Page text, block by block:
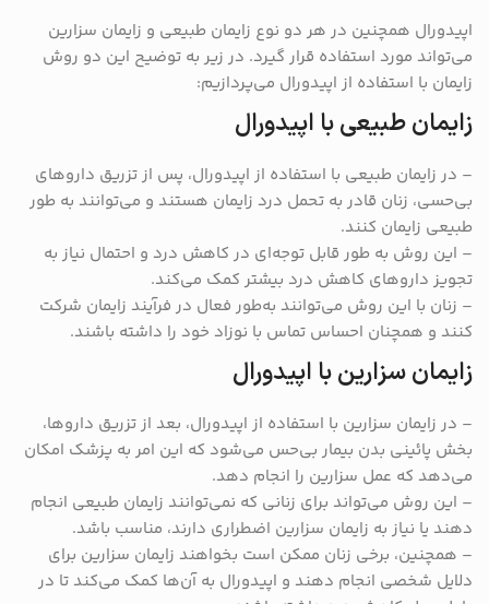
اپیدورال همچنین در هر دو نوع زایمان طبیعی و زایمان سزارین
می‌تواند مورد استفاده قرار گیرد. در زیر به توضیح این دو روش
زایمان با استفاده از اپیدورال می‌پردازیم:
زایمان طبیعی با اپیدورال
– در زایمان طبیعی با استفاده از اپیدورال، پس از تزریق داروهای
بی‌حسی، زنان قادر به تحمل درد زایمان هستند و می‌توانند به طور
طبیعی زایمان کنند.
– این روش به طور قابل توجه‌ای در کاهش درد و احتمال نیاز به
تجویز داروهای کاهش درد بیشتر کمک می‌کند.
– زنان با این روش می‌توانند به‌طور فعال در فرآیند زایمان شرکت
کنند و همچنان احساس تماس با نوزاد خود را داشته باشند.
زایمان سزارین با اپیدورال
– در زایمان سزارین با استفاده از اپیدورال، بعد از تزریق داروها،
بخش پائینی بدن بیمار بی‌حس می‌شود که این امر به پزشک امکان
می‌دهد که عمل سزارین را انجام دهد.
– این روش می‌تواند برای زنانی که نمی‌توانند زایمان طبیعی انجام
دهند یا نیاز به زایمان سزارین اضطراری دارند، مناسب باشد.
– همچنین، برخی زنان ممکن است بخواهند زایمان سزارین برای
دلایل شخصی انجام دهند و اپیدورال به آن‌ها کمک می‌کند تا در